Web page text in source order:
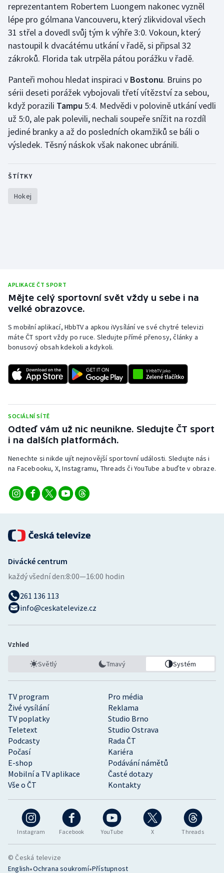
Parasport
Plavání
Plážový volejbal
Ragby
Rychlobruslení
Rychlostní kanoistika
Volejbal
Ostatní
reprezentantem Robertem Luongem nakonec vyzněl
lépe pro gólmana Vancouveru, který zlikvidoval všech
31 střel a dovedl svůj tým k výhře 3:0. Vokoun, který
nastoupil k dvacátému utkání v řadě, si připsal 32
zákroků. Florida tak utrpěla pátou porážku v řadě.
Panteři mohou hledat inspiraci v Bostonu. Bruins po
sérii deseti porážek vybojovali třetí vítězství za sebou,
když porazili Tampu 5:4. Medvědi v polovině utkání vedli
už 5:0, ale pak polevili, nechali soupeře snížit na rozdíl
jediné branky a až do posledních okamžiků se báli o
výsledek. Těsný náskok však nakonec ubránili.
ŠTÍTKY
Hokej
APLIKACE ČT SPORT
Mějte celý sportovní svět vždy u sebe i na
velké obrazovce.
S mobilní aplikací, HbbTV a apkou iVysílání ve své chytré televizi
máte ČT sport vždy po ruce. Sledujte přímé přenosy, články a
bonusový obsah kdekoli a kdykoli.
SOCIÁLNÍ SÍTĚ
Odteď vám už nic neunikne. Sledujte ČT sport
i na dalších platformách.
Nenechte si nikde ujít nejnovější sportovní události. Sledujte nás i
na Facebooku, X, Instagramu, Threads či YouTube a buďte v obraze.
Instagram Facebook YouTube X Threads
TV program
Pro média
Živé vysílání
Reklama
TV poplatky
Studio Brno
Teletext
Studio Ostrava
Podcasty
Rada ČT
Počasí
Kariéra
E-shop
Podávání námětů
Mobilní a TV aplikace
Časté dotazy
Vše o ČT
Kontakty
Divácké centrum
každý všední den:8:00—16:00 hodin
261 136 113
info@ceskatelevize.cz
Vzhled
Světlý Tmavý Systém
© Česká televize
English•Ochrana soukromí•Přístupnost